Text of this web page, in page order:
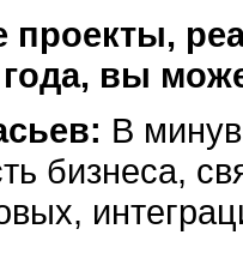
проекты,
года, вы
В
бизнеса,